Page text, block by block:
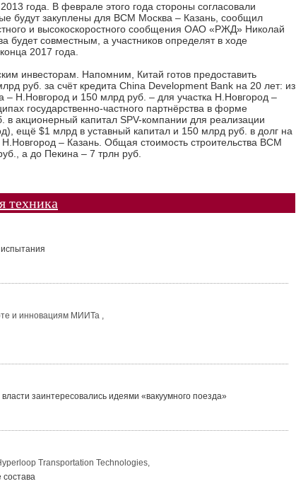
года. В феврале этого года стороны согласовали
будут закуплены для ВСМ Москва – Казань, сообщил
и высокоскоростного сообщения ОАО «РЖД» Николай
будет совместным, а участников определят в ходе
2017 года.
инвесторам. Напомним, Китай готов предоставить
руб. за счёт кредита China Development Bank на 20 лет: из
Н.Новгород и 150 млрд руб. – для участка Н.Новгород –
государственно-частного партнёрства в форме
в акционерный капитал SPV-компании для реализации
ещё $1 млрд в уставный капитал и 150 млрд руб. в долг на
Н.Новгород – Казань. Общая стоимость строительства ВСМ
а до Пекина – 7 трлн руб.
техника
и инновациям МИИТа ,
заинтересовались идеями «вакуумного поезда»
Transportation Technologies,
состава